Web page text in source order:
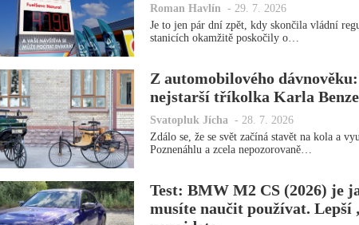
Roman Havlín - 29. 7. 2026
Je to jen pár dní zpět, kdy skončila vládní
stanicích okamžitě poskočily o…
Z automobilového
nejstarší tříkolka Karla Benze
Svatopluk Jícha - 28. 7. 2026
Zdálo se, že se svět začíná stavět na kola a
Poznenáhlu a zcela nepozorovaně…
Test: BMW M2 CS (2026) je
musíte naučit používat. Lepší